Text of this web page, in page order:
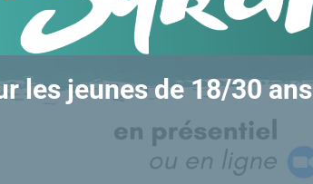
les jeunes de 18/30 ans